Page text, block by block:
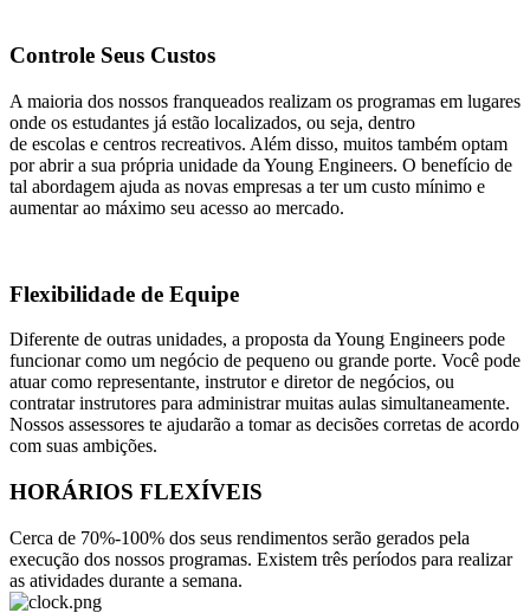
Controle Seus Custos
A maioria dos nossos franqueados realizam os programas em lugares
onde os estudantes já estão localizados, ou seja, dentro
de escolas e centros recreativos. Além disso, muitos também optam
por abrir a sua própria unidade da Young Engineers. O benefício de
tal abordagem ajuda as novas empresas a ter um custo mínimo e
aumentar ao máximo seu acesso ao mercado.
Flexibilidade de Equipe
Diferente de outras unidades, a proposta da Young Engineers pode
funcionar como um negócio de pequeno ou grande porte. Você pode
atuar como representante, instrutor e diretor de negócios, ou
contratar instrutores para administrar muitas aulas simultaneamente.
Nossos assessores te ajudarão a tomar as decisões corretas de acordo
com suas ambições.
HORÁRIOS FLEXÍVEIS
Cerca de 70%-100% dos seus rendimentos serão gerados pela
execução dos nossos programas. Existem três períodos para realizar
as atividades durante a semana.